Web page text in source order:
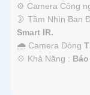
⚙ Camera Công
🌛 Tầm Nhìn Ban
Smart IR.
🌧️ Camera Dòng
️💠 Khả Năng :